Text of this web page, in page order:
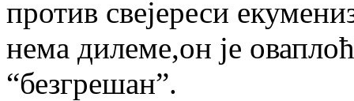
против свејереси
нема дилеме,он је
“безгрешан”.